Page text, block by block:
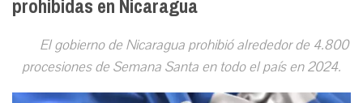
El gobierno de Nicaragua prohibió alrededor de 4.800
procesiones de Semana Santa en todo el país en 2024.